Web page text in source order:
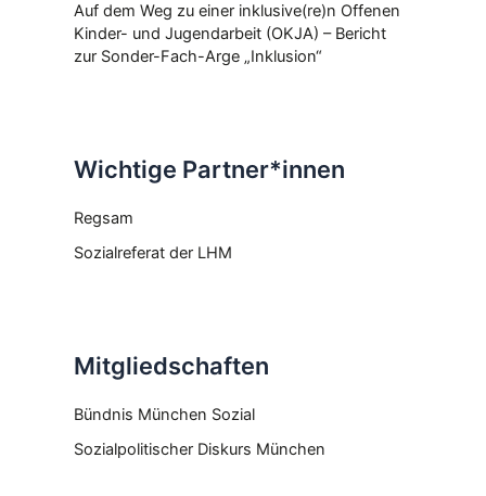
Auf dem Weg zu einer inklusive(re)n Offenen
Kinder- und Jugendarbeit (OKJA) – Bericht
zur Sonder-Fach-Arge „Inklusion“
Wichtige Partner*innen
Regsam
Sozialreferat der LHM
Mitgliedschaften
Bündnis München Sozial
Sozialpolitischer Diskurs München